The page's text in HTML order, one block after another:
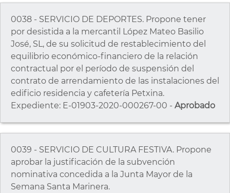
0038 - SERVICIO DE DEPORTES. Propone tener
por desistida a la mercantil López Mateo Basilio
José, SL, de su solicitud de restablecimiento del
equilibrio económico-financiero de la relación
contractual por el período de suspensión del
contrato de arrendamiento de las instalaciones del
edificio residencia y cafetería Petxina.
Expediente: E-01903-2020-000267-00 - Aprobado
0039 - SERVICIO DE CULTURA FESTIVA. Propone
aprobar la justificación de la subvención
nominativa concedida a la Junta Mayor de la
Semana Santa Marinera.